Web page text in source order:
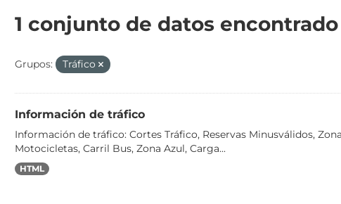
1 conjunto de datos encontrado
Grupos: Tráfico
Información de tráfico
Información de tráfico: Cortes Tráfico, Reservas Minusválidos,
Motocicletas, Carril Bus, Zona Azul, Carga...
HTML